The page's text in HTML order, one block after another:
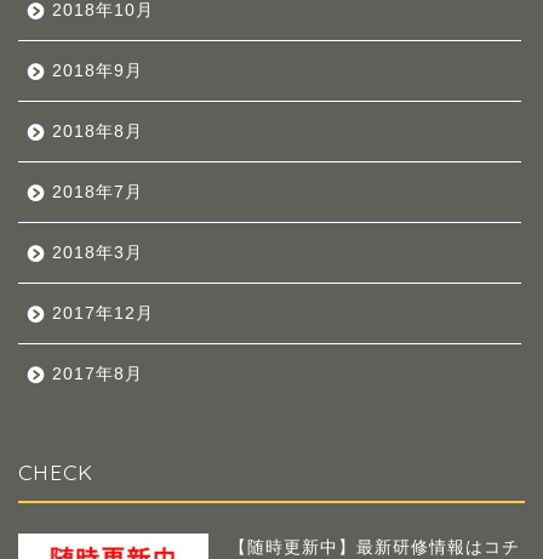
2018年10月
2018年9月
2018年8月
2018年7月
2018年3月
2017年12月
2017年8月
CHECK
【随時更新中】最新研修情報はコチ